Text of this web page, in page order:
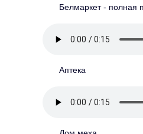
Белмаркет - полная
Аптека